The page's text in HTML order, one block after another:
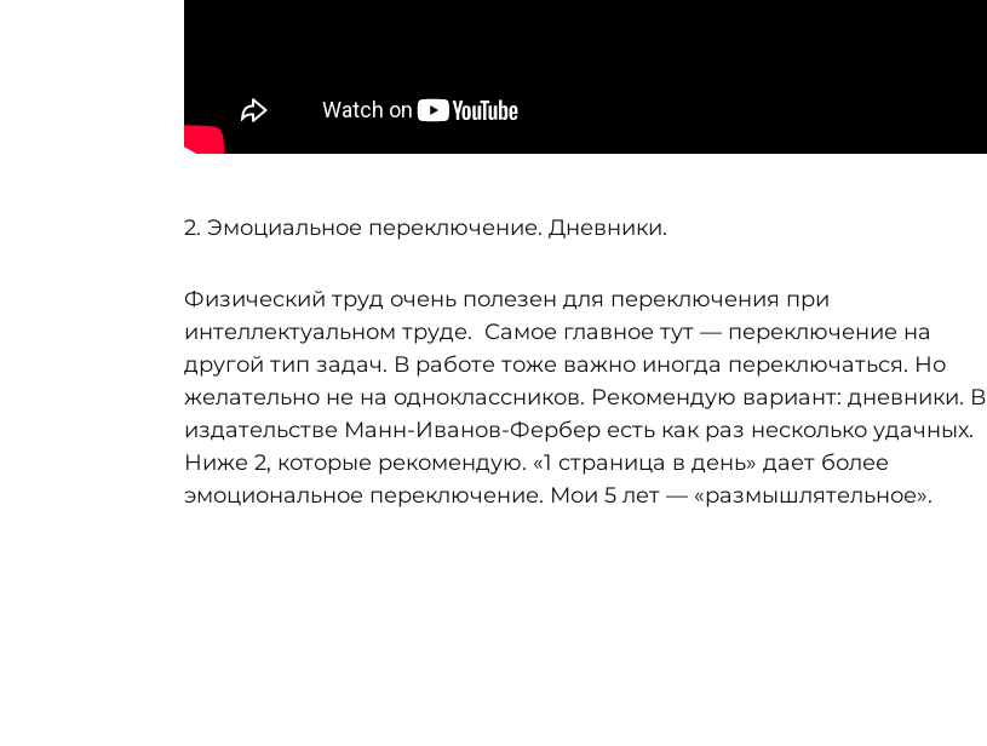
2. Эмоциальное переключение. Дневники.
Физический труд очень полезен для переключения при
интеллектуальном труде. Самое главное тут — переключение на
другой тип задач. В работе тоже важно иногда переключаться. Но
желательно не на одноклассников. Рекомендую вариант: дневники. В
издательстве Манн-Иванов-Фербер есть как раз несколько удачных.
Ниже 2, которые рекомендую. «1 страница в день» дает более
эмоциональное переключение. Мои 5 лет — «размышлятельное».